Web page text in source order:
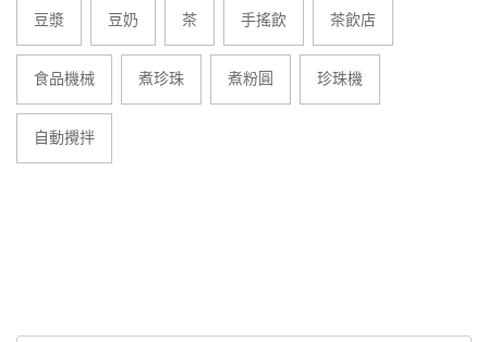
豆漿 豆奶 茶 手搖飲 茶飲店
食品機械 煮珍珠 煮粉圓 珍珠機
自動攪拌